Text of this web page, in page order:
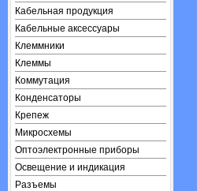
Кабельная продукция
Кабельные аксессуары
Клеммники
Клеммы
Коммутация
Конденсаторы
Крепеж
Микросхемы
Оптоэлектронные приборы
Освещение и индикация
Разъемы